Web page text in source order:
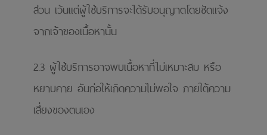
ส่วน เว้นแต่ผู้ใช้บริการจะได้รับอนุญาตโดยชัดแจ้ง
จากเจ้าของเนื้อหานั้น
2.3 ผู้ใช้บริการอาจพบเนื้อหาที่ไม่เหมาะสม หรือ
หยาบคาย อันก่อให้เกิดความไม่พอใจ ภายใต้ความ
เสี่ยงของตนเอง